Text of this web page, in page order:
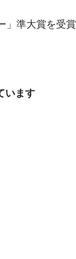
」準大賞を受賞
います